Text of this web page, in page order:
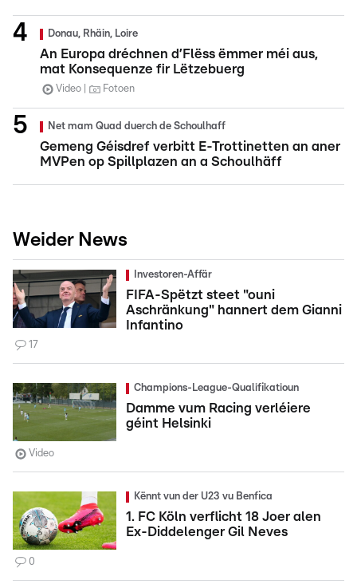
Donau, Rhäin, Loire
An Europa dréchnen d’Flëss ëmmer méi aus,
mat Konsequenze fir Lëtzebuerg
Video Fotoen
Net mam Quad duerch de Schoulhaff
Gemeng Géisdref verbitt E-Trottinetten an aner
MVPen op Spillplazen an a Schoulhäff
Weider News
Investoren-Affär
FIFA-Spëtzt steet "ouni
Aschränkung" hannert dem Gianni
Infantino
17
Champions-League-Qualifikatioun
Damme vum Racing verléiere
géint Helsinki
Video
Kënnt vun der U23 vu Benfica
1. FC Köln verflicht 18 Joer alen
Ex-Diddelenger Gil Neves
0